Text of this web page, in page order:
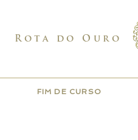
Rota do Ouro
FIM DE CURSO